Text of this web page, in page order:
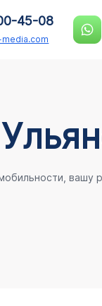
45-08
вашу